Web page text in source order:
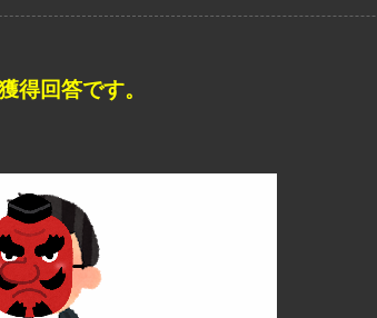
得回答です。